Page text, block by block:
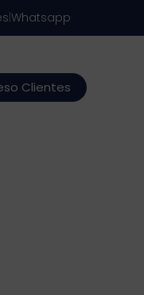
Whatsapp
Clientes